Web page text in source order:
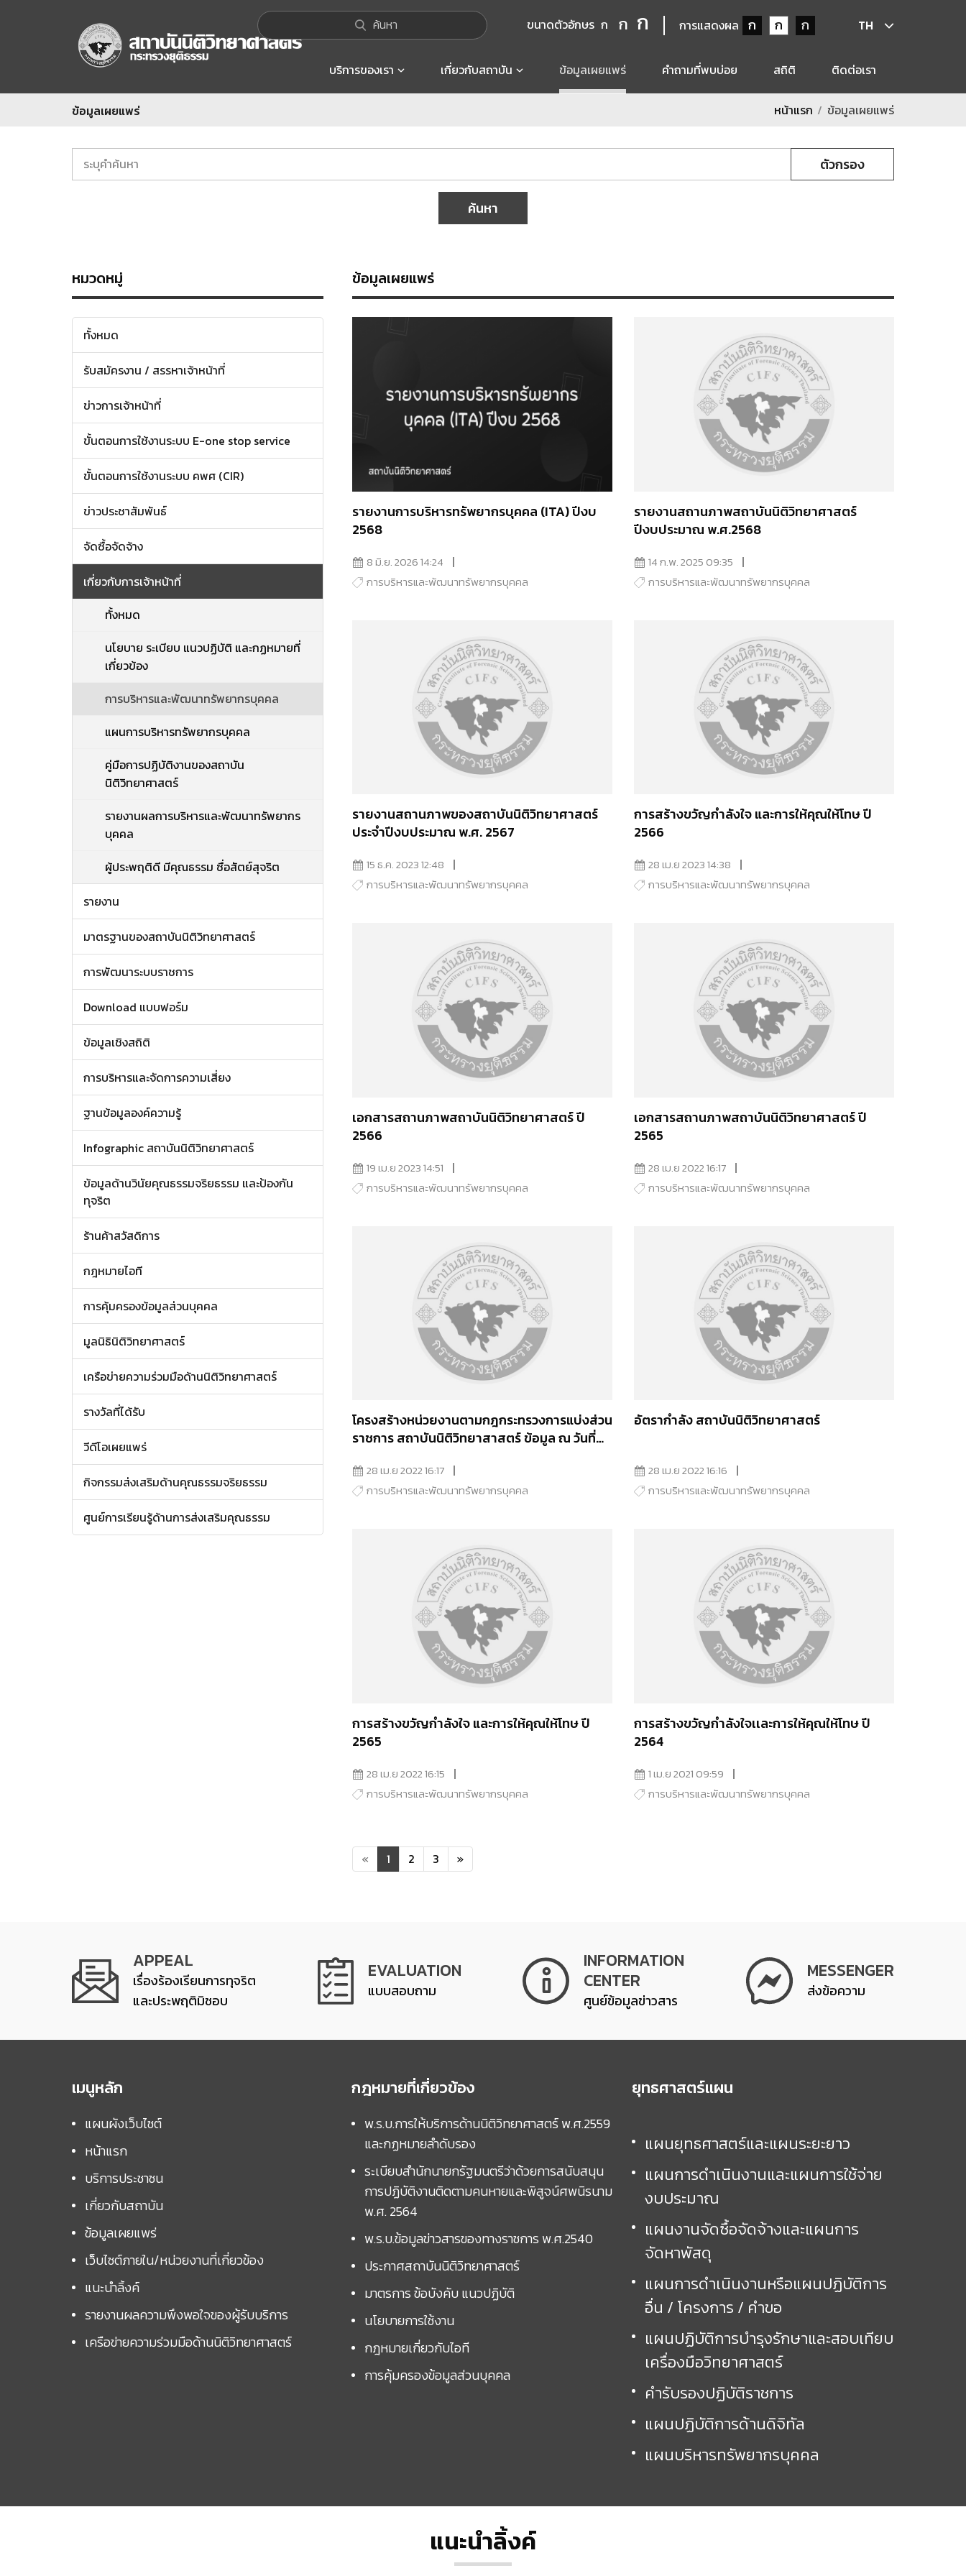
ค้นหา ขนาดตัวอักษร ก ก ก การแสดงผล ก ก ก TH
บริการของเรา เกี่ยวกับสถาบัน ข้อมูลเผยแพร่ คำถามที่พบบ่อย สถิติ ติดต่อเรา
ข้อมูลเผยแพร่ หน้าแรก ข้อมูลเผยแพร่
ตัวกรอง
ค้นหา
หมวดหมู่
ทั้งหมด
รับสมัครงาน / สรรหาเจ้าหน้าที่
ข่าวการเจ้าหน้าที่
ขั้นตอนการใช้งานระบบ E-one stop service
ขั้นตอนการใช้งานระบบ คพศ (CIR)
ข่าวประชาสัมพันธ์
จัดซื้อจัดจ้าง
เกี่ยวกับการเจ้าหน้าที่
ทั้งหมด
นโยบาย ระเบียบ แนวปฏิบัติ และกฏหมายที่
เกี่ยวข้อง
การบริหารและพัฒนาทรัพยากรบุคคล
แผนการบริหารทรัพยากรบุคคล
คู่มือการปฏิบัติงานของสถาบัน
นิติวิทยาศาสตร์
รายงานผลการบริหารและพัฒนาทรัพยากร
บุคคล
ผู้ประพฤติดี มีคุณธรรม ซื่อสัตย์สุจริต
รายงาน
มาตรฐานของสถาบันนิติวิทยาศาสตร์
การพัฒนาระบบราชการ
Download แบบฟอร์ม
ข้อมูลเชิงสถิติ
การบริหารและจัดการความเสี่ยง
ฐานข้อมูลองค์ความรู้
Infographic สถาบันนิติวิทยาศาสตร์
ข้อมูลด้านวินัยคุณธรรมจริยธรรม และป้องกัน
ทุจริต
ร้านค้าสวัสดิการ
กฎหมายไอที
การคุ้มครองข้อมูลส่วนบุคคล
มูลนิธินิติวิทยาศาสตร์
เครือข่ายความร่วมมือด้านนิติวิทยาศาสตร์
รางวัลที่ได้รับ
วีดีโอเผยแพร่
กิจกรรมส่งเสริมด้านคุณธรรมจริยธรรม
ศูนย์การเรียนรู้ด้านการส่งเสริมคุณธรรม
ข้อมูลเผยแพร่
รายงานการบริหารทรัพยากรบุคคล (ITA) ปีงบ
2568
8 มิ.ย. 2026 14:24
การบริหารและพัฒนาทรัพยากรบุคคล
รายงานสถานภาพสถาบันนิติวิทยาศาสตร์
ปีงบประมาณ พ.ศ.2568
14 ก.พ. 2025 09:35
การบริหารและพัฒนาทรัพยากรบุคคล
รายงานสถานภาพของสถาบันนิติวิทยาศาสตร์
ประจำปีงบประมาณ พ.ศ. 2567
15 ธ.ค. 2023 12:48
การบริหารและพัฒนาทรัพยากรบุคคล
การสร้างขวัญกำลังใจ และการให้คุณให้โทษ ปี
2566
28 เม.ย 2023 14:38
การบริหารและพัฒนาทรัพยากรบุคคล
เอกสารสถานภาพสถาบันนิติวิทยาศาสตร์ ปี
2566
19 เม.ย 2023 14:51
การบริหารและพัฒนาทรัพยากรบุคคล
เอกสารสถานภาพสถาบันนิติวิทยาศาสตร์ ปี
2565
28 เม.ย 2022 16:17
การบริหารและพัฒนาทรัพยากรบุคคล
โครงสร้างหน่วยงานตามกฎกระทรวงการแบ่งส่วน
ราชการ สถาบันนิติวิทยาสาสตร์ ข้อมูล ณ วันที่
28 เม.ย 2022 16:17
การบริหารและพัฒนาทรัพยากรบุคคล
อัตรากำลัง สถาบันนิติวิทยาศาสตร์
28 เม.ย 2022 16:16
การบริหารและพัฒนาทรัพยากรบุคคล
การสร้างขวัญกำลังใจ และการให้คุณให้โทษ ปี
2565
28 เม.ย 2022 16:15
การบริหารและพัฒนาทรัพยากรบุคคล
การสร้างขวัญกำลังใจเเละการให้คุณให้โทษ ปี
2564
1 เม.ย 2021 09:59
การบริหารและพัฒนาทรัพยากรบุคคล
« 1 2 3 »
APPEAL
เรื่องร้องเรียนการทุจริต
และประพฤติมิชอบ
EVALUATION
แบบสอบถาม
INFORMATION
CENTER
ศูนย์ข้อมูลข่าวสาร
MESSENGER
ส่งข้อความ
เมนูหลัก
แผนผังเว็บไซต์
หน้าแรก
บริการประชาชน
เกี่ยวกับสถาบัน
ข้อมูลเผยแพร่
เว็บไซต์ภายใน/หน่วยงานที่เกี่ยวข้อง
แนะนำลิ้งค์
รายงานผลความพึงพอใจของผู้รับบริการ
เครือข่ายความร่วมมือด้านนิติวิทยาศาสตร์
กฎหมายที่เกี่ยวข้อง
พ.ร.บ.การให้บริการด้านนิติวิทยาศาสตร์ พ.ศ.2559
และกฏหมายลำดับรอง
ระเบียบสำนักนายกรัฐมนตรีว่าด้วยการสนับสนุน
การปฏิบัติงานติดตามคนหายและพิสูจน์ศพนิรนาม
พ.ศ. 2564
พ.ร.บ.ข้อมูลข่าวสารของทางราชการ พ.ศ.2540
ประกาศสถาบันนิติวิทยาศาสตร์
มาตรการ ข้อบังคับ แนวปฏิบัติ
นโยบายการใช้งาน
กฎหมายเกี่ยวกับไอที
การคุ้มครองข้อมูลส่วนบุคคล
ยุทธศาสตร์แผน
แผนยุทธศาสตร์และแผนระยะยาว
แผนการดำเนินงานและแผนการใช้จ่าย
งบประมาณ
แผนงานจัดซื้อจัดจ้างและแผนการ
จัดหาพัสดุ
แผนการดำเนินงานหรือแผนปฏิบัติการ
อื่น / โครงการ / คำขอ
แผนปฏิบัติการบำรุงรักษาและสอบเทียบ
เครื่องมือวิทยาศาสตร์
คำรับรองปฏิบัติราชการ
แผนปฏิบัติการด้านดิจิทัล
แผนบริหารทรัพยากรบุคคล
แนะนำลิ้งค์